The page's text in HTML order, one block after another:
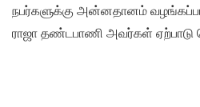
நபர்களுக்கு அன்னதானம்
ராஜா தண்டபாணி அவர்கள் ஏற்பாடு